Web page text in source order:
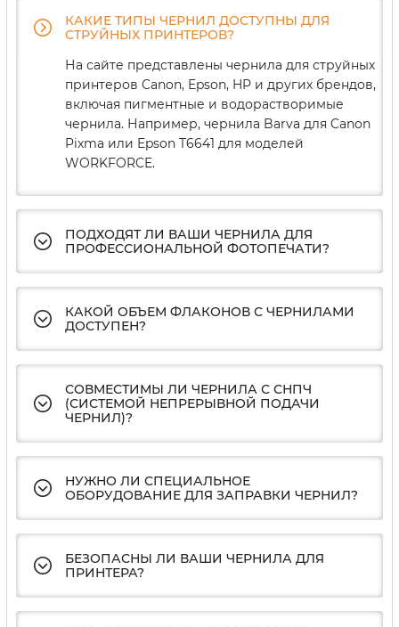
КАКИЕ ТИПЫ ЧЕРНИЛ ДОСТУПНЫ ДЛЯ
СТРУЙНЫХ ПРИНТЕРОВ?
На сайте представлены чернила для струйных
принтеров Canon, Epson, HP и других брендов,
включая пигментные и водорастворимые
чернила. Например, чернила Barva для Canon
Pixma или Epson T6641 для моделей
WORKFORCE.
ПОДХОДЯТ ЛИ ВАШИ ЧЕРНИЛА ДЛЯ
ПРОФЕССИОНАЛЬНОЙ ФОТОПЕЧАТИ?
КАКОЙ ОБЪЕМ ФЛАКОНОВ С ЧЕРНИЛАМИ
ДОСТУПЕН?
СОВМЕСТИМЫ ЛИ ЧЕРНИЛА С СНПЧ
(СИСТЕМОЙ НЕПРЕРЫВНОЙ ПОДАЧИ
ЧЕРНИЛ)?
НУЖНО ЛИ СПЕЦИАЛЬНОЕ
ОБОРУДОВАНИЕ ДЛЯ ЗАПРАВКИ ЧЕРНИЛ?
БЕЗОПАСНЫ ЛИ ВАШИ ЧЕРНИЛА ДЛЯ
ПРИНТЕРА?